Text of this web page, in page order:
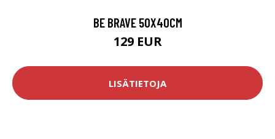
BE BRAVE 50X40CM
129 EUR
LISÄTIETOJA